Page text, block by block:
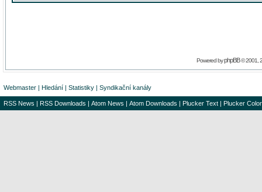
Powered byphpBB© 2001,
Webmaster | Hledání | Statistiky | Syndikační kanály
RSS News | RSS Downloads | Atom News | Atom Downloads | Plucker Text | Plucker Color